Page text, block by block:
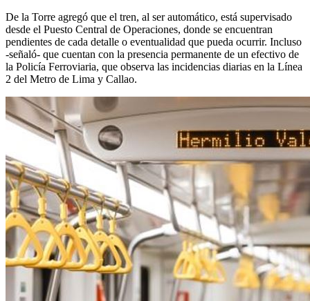
De la Torre agregó que el tren, al ser automático, está supervisado
desde el Puesto Central de Operaciones, donde se encuentran
pendientes de cada detalle o eventualidad que pueda ocurrir. Incluso
-señaló- que cuentan con la presencia permanente de un efectivo de
la Policía Ferroviaria, que observa las incidencias diarias en la Línea
2 del Metro de Lima y Callao.